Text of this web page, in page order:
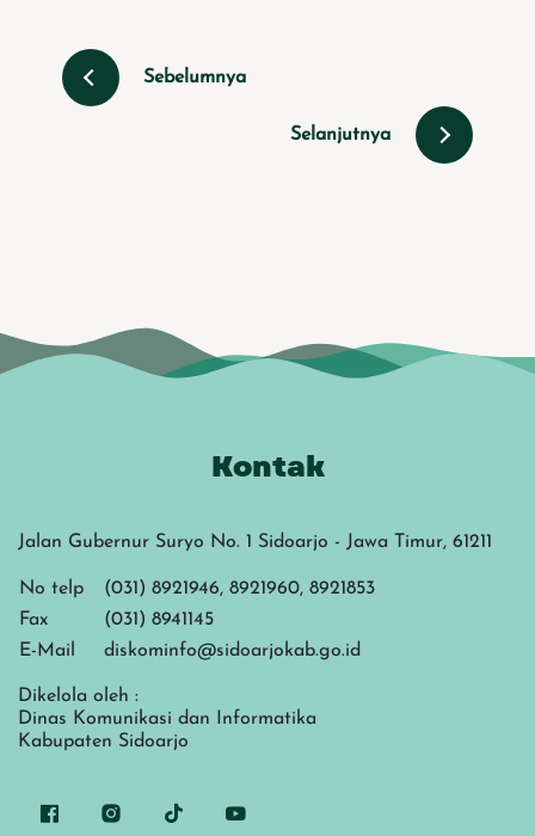
Sebelumnya
Selanjutnya
Kontak
Jalan Gubernur Suryo No. 1 Sidoarjo - Jawa Timur, 61211
No telp
(031) 8921946, 8921960, 8921853
Fax
(031) 8941145
E-Mail
diskominfo@sidoarjokab.go.id
Dikelola oleh :
Dinas Komunikasi dan Informatika
Kabupaten Sidoarjo